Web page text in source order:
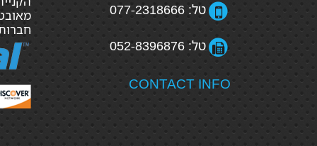
טל: 077-2318666
טל: 052-8396876
CONTACT INFO